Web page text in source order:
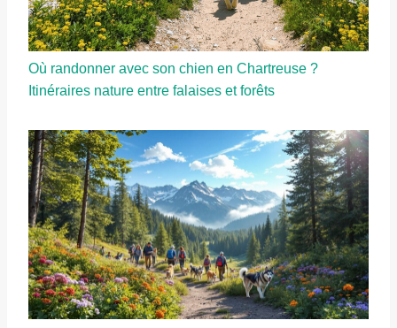
Où randonner avec son chien en Chartreuse ?
Itinéraires nature entre falaises et forêts